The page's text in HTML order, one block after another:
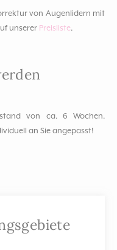
von Augenlidern mit
unserer Preisliste.
von ca. 6 Wochen.
an Sie angepasst!